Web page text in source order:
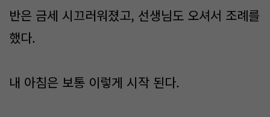
반은 금세 시끄러워졌고, 선생님도 오셔서 조례를
했다.
내 아침은 보통 이렇게 시작 된다.